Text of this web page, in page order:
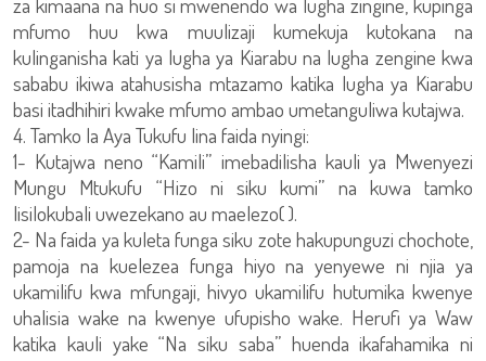
mfumo huu kwa muulizaji kumekuja kutokana na
kulinganisha kati ya lugha ya Kiarabu na lugha zengine kwa
sababu ikiwa atahusisha mtazamo katika lugha ya Kiarabu
basi itadhihiri kwake mfumo ambao umetanguliwa kutajwa.
4. Tamko la Aya Tukufu lina faida nyingi:
1- Kutajwa neno “Kamili” imebadilisha kauli ya Mwenyezi
Mungu Mtukufu “Hizo ni siku kumi” na kuwa tamko
lisilokubali uwezekano au maelezo( ).
2- Na faida ya kuleta funga siku zote hakupunguzi chochote,
pamoja na kuelezea funga hiyo na yenyewe ni njia ya
ukamilifu kwa mfungaji, hivyo ukamilifu hutumika kwenye
uhalisia wake na kwenye ufupisho wake. Herufi ya Waw
katika kauli yake “Na siku saba” huenda ikafahamika ni